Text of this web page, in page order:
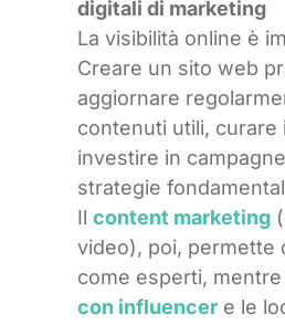
digitali di marketing
La visibilità online è
Creare un sito web
aggiornare
contenuti utili, curare
investire in
strategie
Il content marketing
video), poi, permette
come esperti, mentre
con influencer e le